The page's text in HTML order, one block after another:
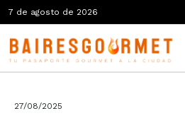
7 de agosto de 2026
27/08/2025